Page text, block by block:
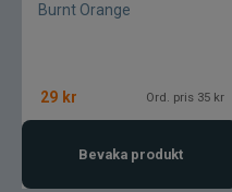
Armada
Baltic
Burnt Orange
29 kr Ord. pris 35 kr
Bevaka produkt